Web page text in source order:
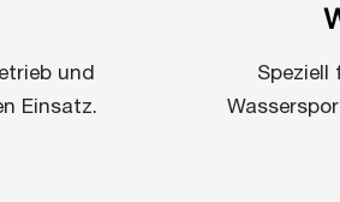
und
Einsatz.
Speziell